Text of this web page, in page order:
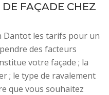
FAÇADE CHEZ
Dantot les tarifs pour un
des facteurs
votre façade ; la
; le type de ravalement
que vous souhaitez